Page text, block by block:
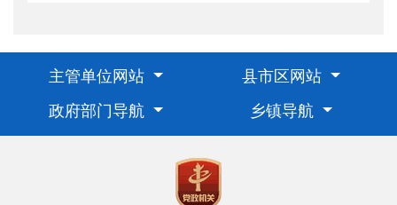
主管单位网站
县市区网站
政府部门导航
乡镇导航